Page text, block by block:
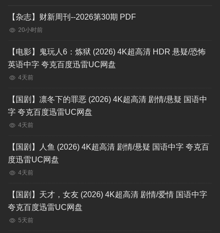
【杂志】财新周刊--2026第30期 PDF
20小时前
【电影】鬼玩人6：炼狱 (2026) 4K超高清 HDR 悬疑/恐怖
英语中字 夸克百度迅雷UC网盘
4天前
【国剧】凛冬下的罪恶 (2026) 4K超高清 剧情/悬疑 国语中
字 夸克百度迅雷UC网盘
4天前
【国剧】人鱼 (2026) 4K超高清 剧情/悬疑 国语中字 夸克百
度迅雷UC网盘
4天前
【国剧】天才，女友 (2026) 4K超高清 剧情/爱情 国语中字
夸克百度迅雷UC网盘
5天前